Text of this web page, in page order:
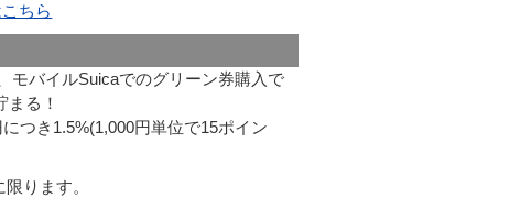
ちら
モバイルSuicaでのグリーン券購入で
る！
つき1.5%(1,000円単位で15ポイン
ります。